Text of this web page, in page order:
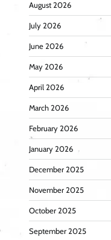
August 2026
July 2026
June 2026
May 2026
April 2026
March 2026
February 2026
January 2026
December 2025
November 2025
October 2025
September 2025